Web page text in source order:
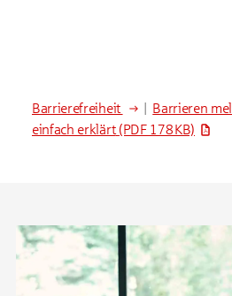
Barrierefreiheit Barrieren
einfach erklärt (PDF 178 KB)